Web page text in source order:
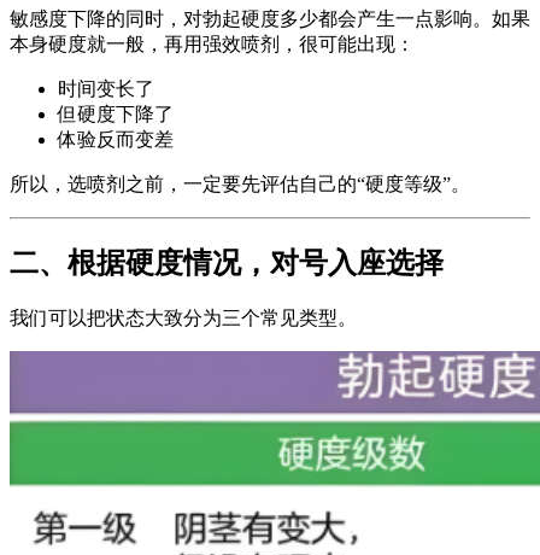
敏感度下降的同时，对勃起硬度多少都会产生一点影响。如果
本身硬度就一般，再用强效喷剂，很可能出现：
时间变长了
但硬度下降了
体验反而变差
所以，选喷剂之前，一定要先评估自己的“硬度等级”。
二、根据硬度情况，对号入座选择
我们可以把状态大致分为三个常见类型。